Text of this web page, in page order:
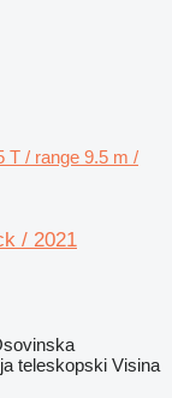
T / range 9.5 m /
/ 2021
teleskopski Visina